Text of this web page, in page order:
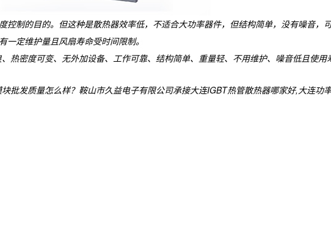
制的目的。但这种是散热器效率低，不适合大功率器件，但结构简单，没有噪音，
定维护量且风扇寿命受时间限制。
热密度可变、无外加设备、工作可靠、结构简单、重量轻、不用维护、噪音低且使
批发质量怎么样？鞍山市久益电子有限公司承接大连IGBT热管散热器哪家好,大连功